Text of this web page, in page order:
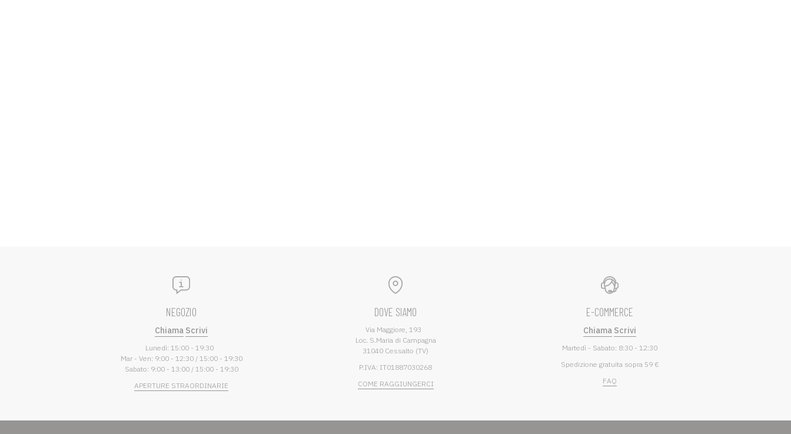
NEGOZIO
Chiama Scrivi
Lunedì: 15:00 - 19:30
Mar - Ven: 9:00 - 12:30 / 15:00 - 19:30
Sabato: 9:00 - 13:00 / 15:00 - 19:30
APERTURE STRAORDINARIE
DOVE SIAMO
Via Maggiore, 193
Loc. S.Maria di Campagna
31040 Cessalto (TV)
P.IVA: IT01887030268
COME RAGGIUNGERCI
E-COMMERCE
Chiama Scrivi
Martedì - Sabato: 8:30 - 12:30
Spedizione gratuita sopra 59 €
FAQ